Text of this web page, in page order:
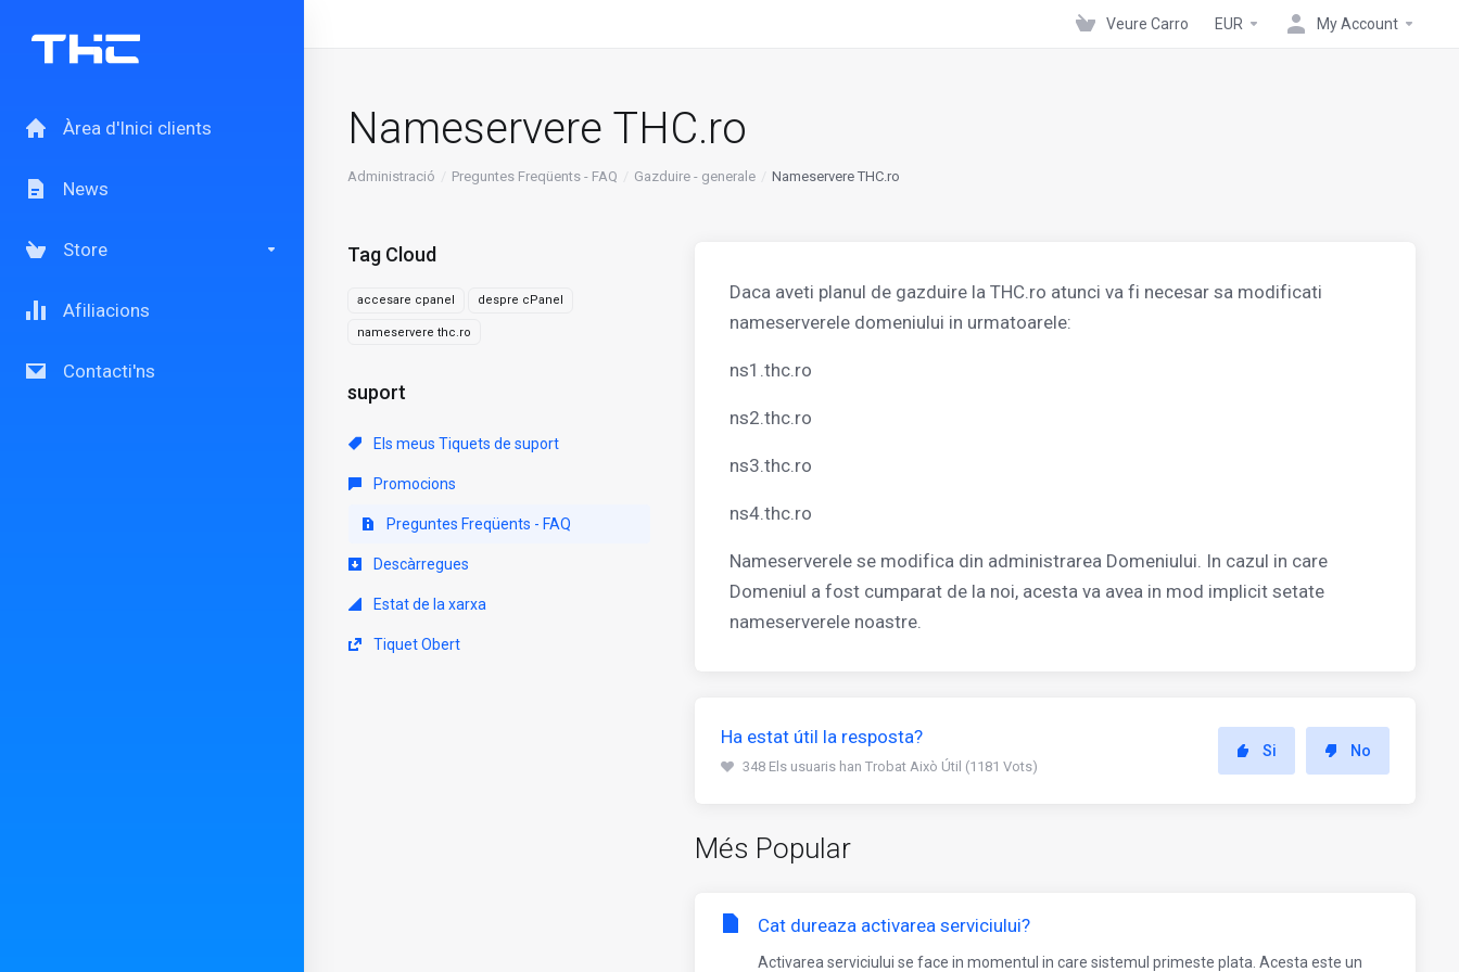
Àrea d'Inici clients
News
Store
Afiliacions
Contacti'ns
Veure Carro EUR My Account
Nameservere THC.ro
Administració Preguntes Freqüents - FAQ Gazduire - generale Nameservere THC.ro
Tag Cloud
accesare cpanel despre cPanel
nameservere thc.ro
suport
Els meus Tiquets de suport
Promocions
Preguntes Freqüents - FAQ
Descàrregues
Estat de la xarxa
Tiquet Obert
Daca aveti planul de gazduire la THC.ro atunci va fi necesar sa modificati
nameserverele domeniului in urmatoarele:
ns1.thc.ro
ns2.thc.ro
ns3.thc.ro
ns4.thc.ro
Nameserverele se modifica din administrarea Domeniului. In cazul in care
Domeniul a fost cumparat de la noi, acesta va avea in mod implicit setate
nameserverele noastre.
Ha estat útil la resposta?
348 Els usuaris han Trobat Això Útil (1181 Vots)
Si No
Més Popular
Cat dureaza activarea serviciului?
Activarea serviciului se face in momentul in care sistemul primeste plata. Acesta este un